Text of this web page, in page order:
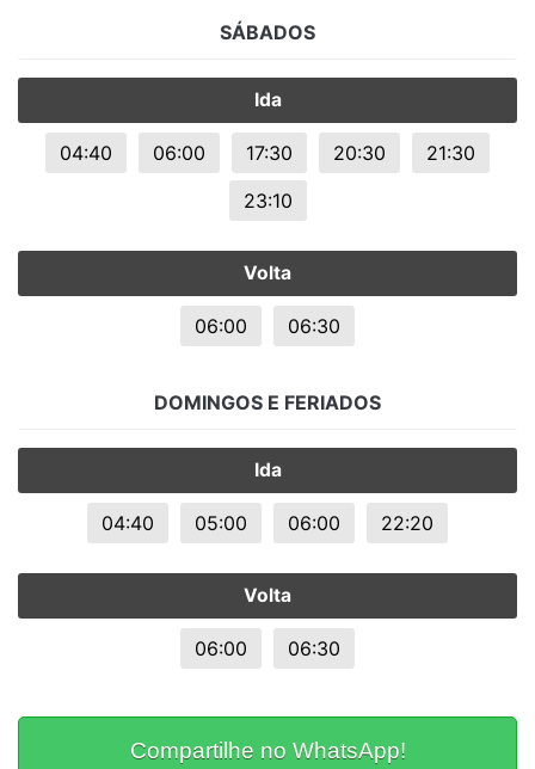
SÁBADOS
Ida
04:40 06:00 17:30 20:30
21:30
23:10
Volta
06:00 06:30
DOMINGOS E FERIADOS
Ida
04:40 05:00 06:00 22:20
Volta
06:00 06:30
Compartilhe no WhatsApp!